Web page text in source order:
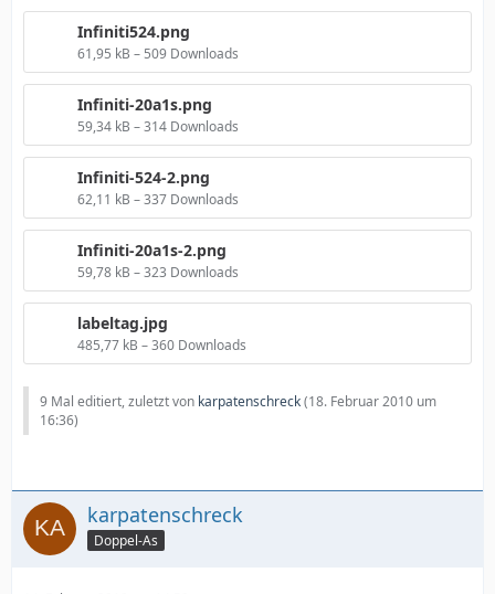
Infiniti524.png
61,95 kB – 509 Downloads
Infiniti-20a1s.png
59,34 kB – 314 Downloads
Infiniti-524-2.png
62,11 kB – 337 Downloads
Infiniti-20a1s-2.png
59,78 kB – 323 Downloads
labeltag.jpg
485,77 kB – 360 Downloads
9 Mal editiert, zuletzt von karpatenschreck(18. Februar 2010 um
16:36)
karpatenschreck
Doppel-As